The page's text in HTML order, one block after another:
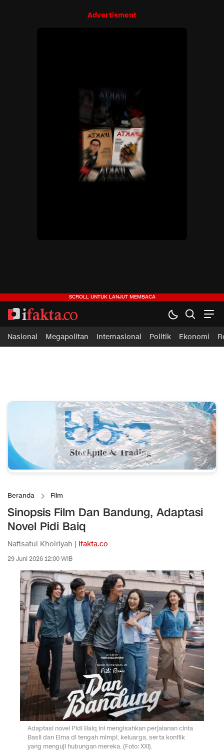
Advertisment
Nasional Megapolitan Internasional Politik Ekonomi
Beranda Film
Sinopsis Film Dan Bandung, Adaptasi
Novel Pidi Baiq
Nafisatul Khoiriyah | ifakta.co
29 Juni 2026 12:00 WIB
Adaptasi novel Pidi Baiq ini mengisahkan perjalanan cinta
Basil dan Elma di tengah mimpi, keluarga, serta konflik
yang menguji hubungan mereka. (Foto: XXI).